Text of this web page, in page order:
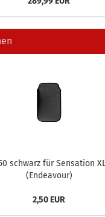
schwarz für Sen­sa­ti­on
(En­dea­vour)
2,50 EUR